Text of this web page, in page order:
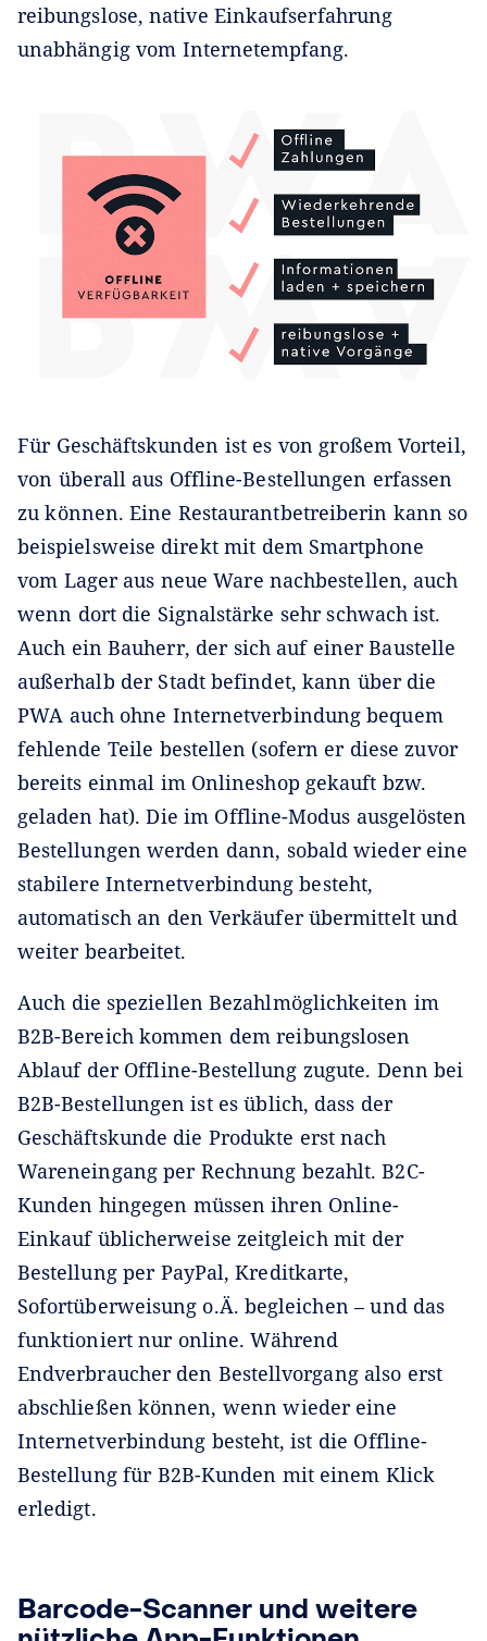
reibungslose, native Einkaufserfahrung
unabhängig vom Internetempfang.
Für Geschäftskunden ist es von großem Vorteil,
von überall aus Offline-Bestellungen erfassen
zu können. Eine Restaurantbetreiberin kann so
beispielsweise direkt mit dem Smartphone
vom Lager aus neue Ware nachbestellen, auch
wenn dort die Signalstärke sehr schwach ist.
Auch ein Bauherr, der sich auf einer Baustelle
außerhalb der Stadt befindet, kann über die
PWA auch ohne Internetverbindung bequem
fehlende Teile bestellen (sofern er diese zuvor
bereits einmal im Onlineshop gekauft bzw.
geladen hat). Die im Offline-Modus ausgelösten
Bestellungen werden dann, sobald wieder eine
stabilere Internetverbindung besteht,
automatisch an den Verkäufer übermittelt und
weiter bearbeitet.
Auch die speziellen Bezahlmöglichkeiten im
B2B-Bereich kommen dem reibungslosen
Ablauf der Offline-Bestellung zugute. Denn bei
B2B-Bestellungen ist es üblich, dass der
Geschäftskunde die Produkte erst nach
Wareneingang per Rechnung bezahlt. B2C-
Kunden hingegen müssen ihren Online-
Einkauf üblicherweise zeitgleich mit der
Bestellung per PayPal, Kreditkarte,
Sofortüberweisung o.Ä. begleichen – und das
funktioniert nur online. Während
Endverbraucher den Bestellvorgang also erst
abschließen können, wenn wieder eine
Internetverbindung besteht, ist die Offline-
Bestellung für B2B-Kunden mit einem Klick
erledigt.
Barcode-Scanner und weitere